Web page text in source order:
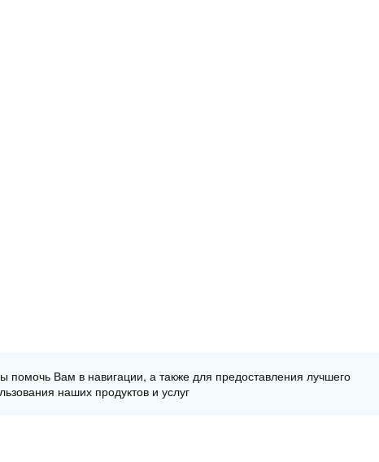
помочь Вам в навигации, а также для предоставления лучшего
наших продуктов и услуг